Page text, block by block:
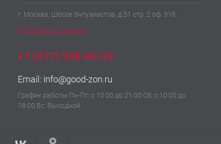
г. Москва, Шоссе Энтузиастов, д.31 стр. 2 оф. 318
Посмотреть на карте
+7 (977) 958-80-39
Email: info@good-zon.ru
График работы Пн-Пт: с 10:00 до 21:00 Сб: с 10:00 до
18:00 Вс: Выходной